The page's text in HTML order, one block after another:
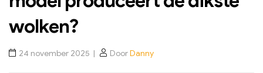
wolken?
24 november 2025 DoorDanny